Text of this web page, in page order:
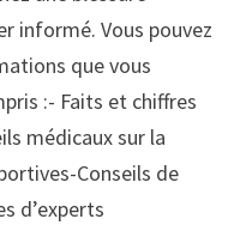
informé. Vous pouvez
que vous
:- Faits et chiffres
médicaux sur la
Conseils de
d’experts